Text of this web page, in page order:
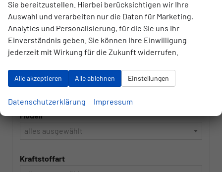
Touareg
Touran
Marke
alles ausgewählt
Modell
alles ausgewählt
Kraftstoffart
Sie bereitzustellen. Hierbei berücksichtigen wir Ihre
Auswahl und verarbeiten nur die Daten für Marketing,
Analytics und Personalisierung, für die Sie uns Ihr
Einverständnis geben. Sie können Ihre Einwilligung
jederzeit mit Wirkung für die Zukunft widerrufen.
Alle akzeptieren Alle ablehnen Einstellungen
Datenschutzerklärung Impressum